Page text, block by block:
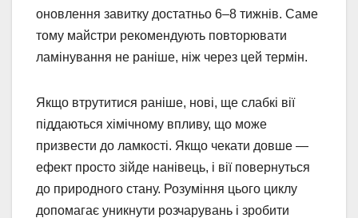
оновлення завитку достатньо 6–8 тижнів. Саме
тому майстри рекомендують повторювати
ламінування не раніше, ніж через цей термін.
Якщо втрутитися раніше, нові, ще слабкі вії
піддаються хімічному впливу, що може
призвести до ламкості. Якщо чекати довше —
ефект просто зійде нанівець, і вії повернуться
до природного стану. Розуміння цього циклу
допомагає уникнути розчарувань і зробити